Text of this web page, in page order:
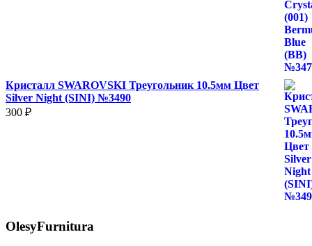
Кристалл SWAROVSKI Треугольник 10.5мм Цвет
Silver Night (SINI) №3490
300 ₽
OlesyFurnitura